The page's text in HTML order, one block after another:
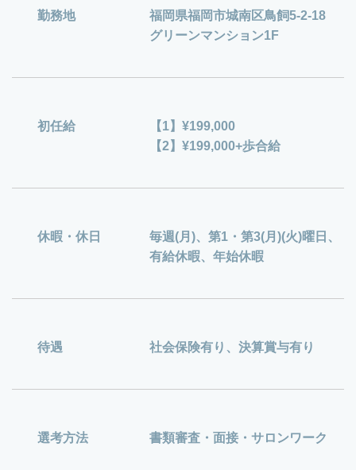
勤務地
福岡県福岡市城南区鳥飼5-2-18
グリーンマンション1F
初任給
【1】¥199,000
【2】¥199,000+歩合給
休暇・休日
毎週(月)、第1・第3(月)(火)曜日、
有給休暇、年始休暇
待遇 社会保険有り、決算賞与有り
選考方法 書類審査・面接・サロンワーク